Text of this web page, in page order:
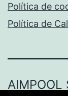
Política de
Política de
AIMPOOL